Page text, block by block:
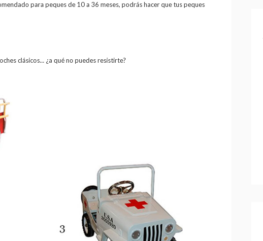
para peques de 10 a 36 meses, podrás hacer que tus peques
clásicos... ¿a qué no puedes resistirte?